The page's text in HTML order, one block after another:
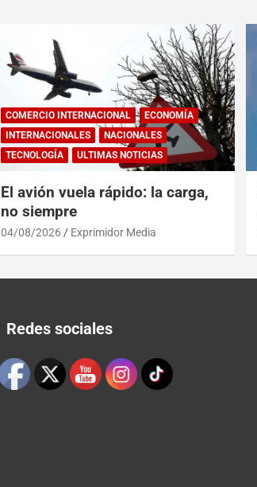
COMERCIO INTERNACIONAL
ECONOMÍA
INTERNACIONALES
NACIONALES
TECNOLOGÍA
ULTIMAS NOTICIAS
El avión vuela rápido: la carga,
no siempre
04/08/2026 Exprimidor Media
Redes sociales
Set Youtube Channel ID